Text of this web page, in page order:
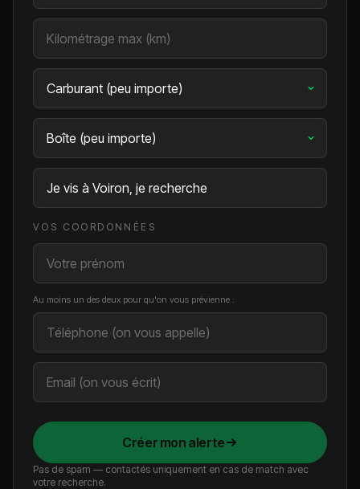
VOS COORDONNÉES
Au moins un des deux pour qu'on vous prévienne :
Créer mon alerte
Pas de spam — contactés uniquement en cas de match avec
votre recherche.